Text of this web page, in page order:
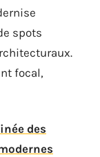
spots
focal,
des